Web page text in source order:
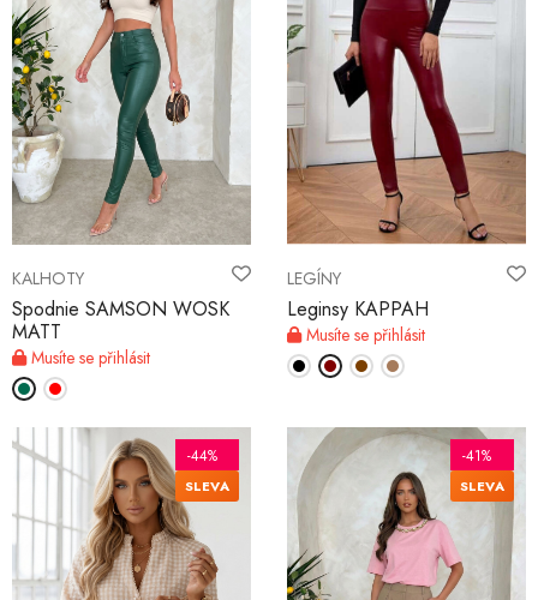
KALHOTY
Spodnie SAMSON WOSK
MATT
Musíte se přihlásit
LEGÍNY
Leginsy KAPPAH
Musíte se přihlásit
-44%
SLEVA
-41%
SLEVA